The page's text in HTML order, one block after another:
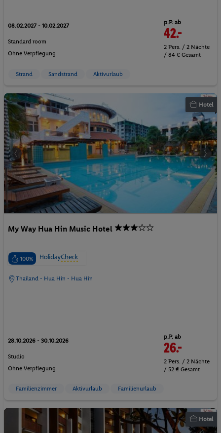
08.02.2027 - 10.02.2027
Standard room
Ohne Verpflegung
p.P. ab
42.-
2 Pers. / 2 Nächte
/ 84 € Gesamt
Strand Sandstrand Aktivurlaub
Hotel
My Way Hua Hin Music Hotel
100%
Thailand - Hua Hin - Hua Hin
28.10.2026 - 30.10.2026
Studio
Ohne Verpflegung
p.P. ab
26.-
2 Pers. / 2 Nächte
/ 52 € Gesamt
Familienzimmer Aktivurlaub Familienurlaub
Hotel